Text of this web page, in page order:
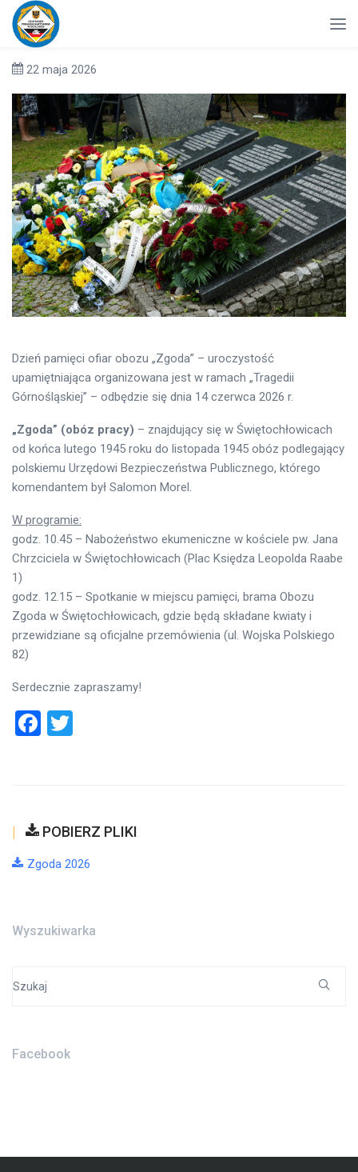
22 maja 2026
Dzień pamięci ofiar obozu „Zgoda” – uroczystość
upamiętniająca organizowana jest w ramach „Tragedii
Górnośląskiej” – odbędzie się dnia 14 czerwca 2026 r.
„Zgoda” (obóz pracy) – znajdujący się w Świętochłowicach
od końca lutego 1945 roku do listopada 1945 obóz podlegający
polskiemu Urzędowi Bezpieczeństwa Publicznego, którego
komendantem był Salomon Morel.
W programie:
godz. 10.45 – Nabożeństwo ekumeniczne w kościele pw. Jana
Chrzciciela w Świętochłowicach (Plac Księdza Leopolda Raabe
1)
godz. 12.15 – Spotkanie w miejscu pamięci, brama Obozu
Zgoda w Świętochłowicach, gdzie będą składane kwiaty i
przewidziane są oficjalne przemówienia (ul. Wojska Polskiego
82)
Serdecznie zapraszamy!
Facebook
POBIERZ PLIKI
Zgoda 2026
Wyszukiwarka
for:
Facebook